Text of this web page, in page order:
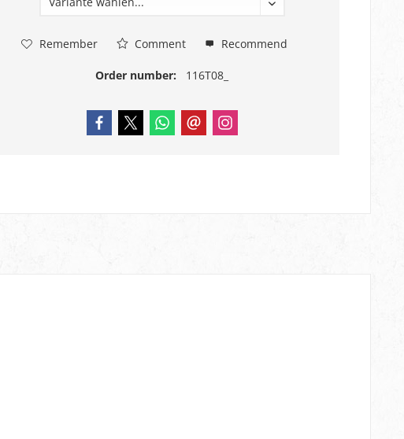
Remember Comment Recommend
Order number: 116T08_